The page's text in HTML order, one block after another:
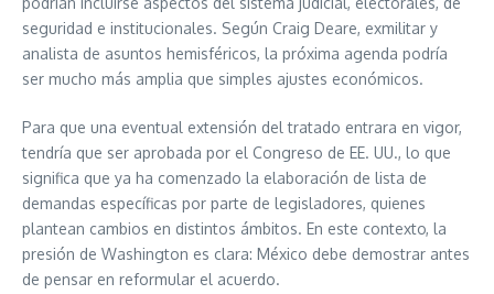
seguridad e institucionales. Según Craig Deare, exmilitar y
analista de asuntos hemisféricos, la próxima agenda podría
ser mucho más amplia que simples ajustes económicos.
Para que una eventual extensión del tratado entrara en vigor,
tendría que ser aprobada por el Congreso de EE. UU., lo que
significa que ya ha comenzado la elaboración de lista de
demandas específicas por parte de legisladores, quienes
plantean cambios en distintos ámbitos. En este contexto, la
presión de Washington es clara: México debe demostrar antes
de pensar en reformular el acuerdo.